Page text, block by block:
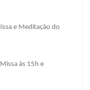
e Meditação do
às 15h e